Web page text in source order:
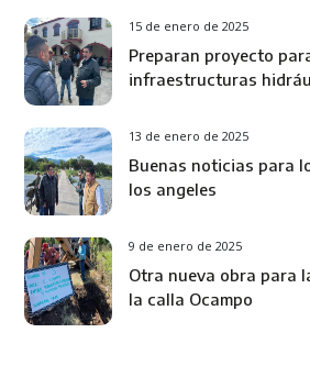
15 de enero de 2025
Preparan proyecto
infraestructuras
13 de enero de 2025
Buenas noticias para
los angeles
9 de enero de 2025
Otra nueva obra para
la calla Ocampo